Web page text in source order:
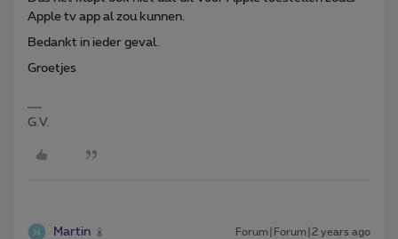
Apple tv app al zou kunnen.
Bedankt in ieder geval.
Groetjes
G.V.
Martin Forum|Forum|2 years ago